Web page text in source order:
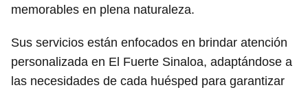
memorables en plena naturaleza.
Sus servicios están enfocados en brindar atención
personalizada en El Fuerte Sinaloa, adaptándose a
las necesidades de cada huésped para garantizar